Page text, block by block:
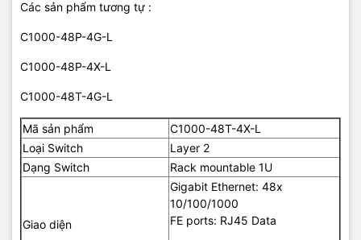
Các sản phẩm tương tự :
C1000-48P-4G-L
C1000-48P-4X-L
C1000-48T-4G-L
Mã sản phẩm
C1000-48T-4X-L
Loại Switch
Layer 2
Dạng Switch
Rack mountable 1U
Giao diện
Gigabit Ethernet: 48x
10/100/1000
FE ports: RJ45 Data